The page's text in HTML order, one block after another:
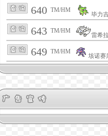
640 TM/HM
毕力
643 TM/HM
雷希
649 TM/HM
垓诺赛